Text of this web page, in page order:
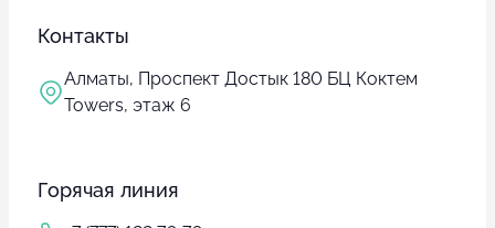
Контакты
Алматы, Проспект Достык 180 БЦ Коктем
Towers, этаж 6
Горячая линия